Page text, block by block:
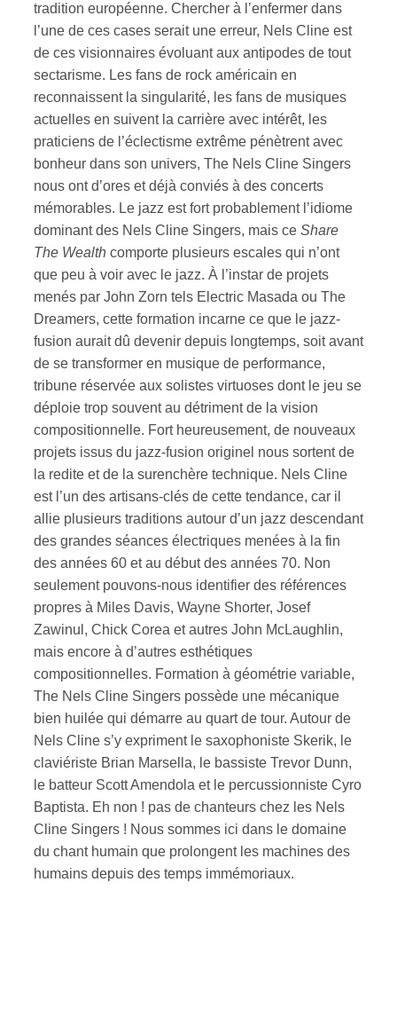
tradition européenne. Chercher à l’enfermer dans
l’une de ces cases serait une erreur, Nels Cline est
de ces visionnaires évoluant aux antipodes de tout
sectarisme. Les fans de rock américain en
reconnaissent la singularité, les fans de musiques
actuelles en suivent la carrière avec intérêt, les
praticiens de l’éclectisme extrême pénètrent avec
bonheur dans son univers, The Nels Cline Singers
nous ont d’ores et déjà conviés à des concerts
mémorables. Le jazz est fort probablement l’idiome
dominant des Nels Cline Singers, mais ce Share
The Wealth comporte plusieurs escales qui n’ont
que peu à voir avec le jazz. À l’instar de projets
menés par John Zorn tels Electric Masada ou The
Dreamers, cette formation incarne ce que le jazz-
fusion aurait dû devenir depuis longtemps, soit avant
de se transformer en musique de performance,
tribune réservée aux solistes virtuoses dont le jeu se
déploie trop souvent au détriment de la vision
compositionnelle. Fort heureusement, de nouveaux
projets issus du jazz-fusion originel nous sortent de
la redite et de la surenchère technique. Nels Cline
est l’un des artisans-clés de cette tendance, car il
allie plusieurs traditions autour d’un jazz descendant
des grandes séances électriques menées à la fin
des années 60 et au début des années 70. Non
seulement pouvons-nous identifier des références
propres à Miles Davis, Wayne Shorter, Josef
Zawinul, Chick Corea et autres John McLaughlin,
mais encore à d’autres esthétiques
compositionnelles. Formation à géométrie variable,
The Nels Cline Singers possède une mécanique
bien huilée qui démarre au quart de tour. Autour de
Nels Cline s’y expriment le saxophoniste Skerik, le
claviériste Brian Marsella, le bassiste Trevor Dunn,
le batteur Scott Amendola et le percussionniste Cyro
Baptista. Eh non ! pas de chanteurs chez les Nels
Cline Singers ! Nous sommes ici dans le domaine
du chant humain que prolongent les machines des
humains depuis des temps immémoriaux.